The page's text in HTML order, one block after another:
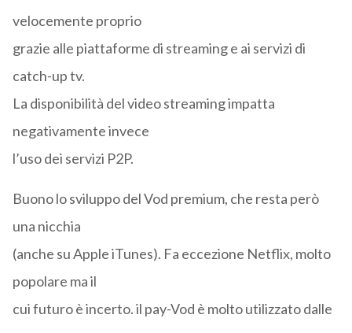
velocemente proprio
grazie alle piattaforme di streaming e ai servizi di
catch-up tv.
La disponibilità del video streaming impatta
negativamente invece
l’uso dei servizi P2P.
Buono lo sviluppo del Vod premium, che resta però
una nicchia
(anche su Apple iTunes). Fa eccezione Netflix, molto
popolare ma il
cui futuro è incerto. il pay-Vod è molto utilizzato dalle